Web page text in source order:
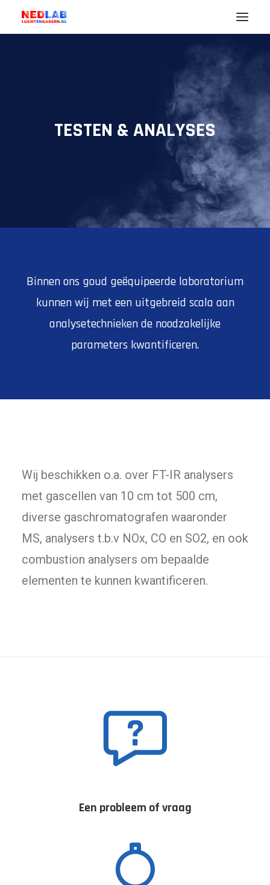
TESTEN & ANALYSES
Binnen ons goud geëquipeerde laboratorium
kunnen wij met een uitgebreid scala aan
analysetechnieken de noodzakelijke
parameters kwantificeren.
Wij beschikken o.a. over FT-IR analysers
met gascellen van 10 cm tot 500 cm,
diverse gaschromatografen waaronder
MS, analysers t.b.v NOx, CO en SO2, en ook
combustion analysers om bepaalde
elementen te kunnen kwantificeren.
Een probleem of vraag